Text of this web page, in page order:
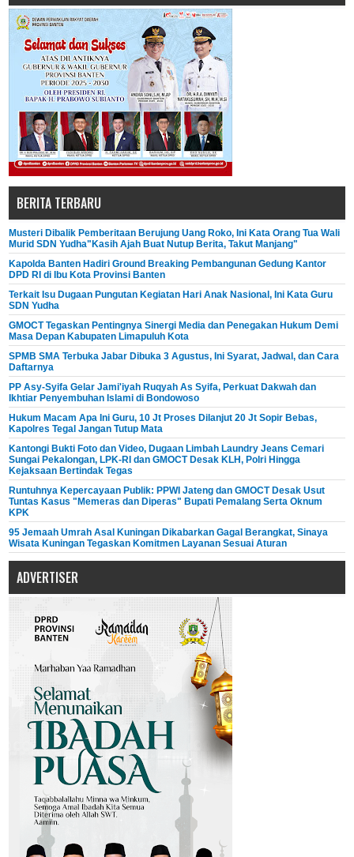
BERITA TERBARU
Musteri Dibalik Pemberitaan Berujung Uang Roko, Ini Kata Orang Tua Wali
Murid SDN Yudha"Kasih Ajah Buat Nutup Berita, Takut Manjang"
Kapolda Banten Hadiri Ground Breaking Pembangunan Gedung Kantor
DPD RI di Ibu Kota Provinsi Banten
Terkait Isu Dugaan Pungutan Kegiatan Hari Anak Nasional, Ini Kata Guru
SDN Yudha
GMOCT Tegaskan Pentingnya Sinergi Media dan Penegakan Hukum Demi
Masa Depan Kabupaten Limapuluh Kota
SPMB SMA Terbuka Jabar Dibuka 3 Agustus, Ini Syarat, Jadwal, dan Cara
Daftarnya
PP Asy-Syifa Gelar Jami'iyah Ruqyah As Syifa, Perkuat Dakwah dan
Ikhtiar Penyembuhan Islami di Bondowoso
Hukum Macam Apa Ini Guru, 10 Jt Proses Dilanjut 20 Jt Sopir Bebas,
Kapolres Tegal Jangan Tutup Mata
Kantongi Bukti Foto dan Video, Dugaan Limbah Laundry Jeans Cemari
Sungai Pekalongan, LPK-RI dan GMOCT Desak KLH, Polri Hingga
Kejaksaan Bertindak Tegas
Runtuhnya Kepercayaan Publik: PPWI Jateng dan GMOCT Desak Usut
Tuntas Kasus "Memeras dan Diperas" Bupati Pemalang Serta Oknum
KPK
95 Jemaah Umrah Asal Kuningan Dikabarkan Gagal Berangkat, Sinaya
Wisata Kuningan Tegaskan Komitmen Layanan Sesuai Aturan
ADVERTISER